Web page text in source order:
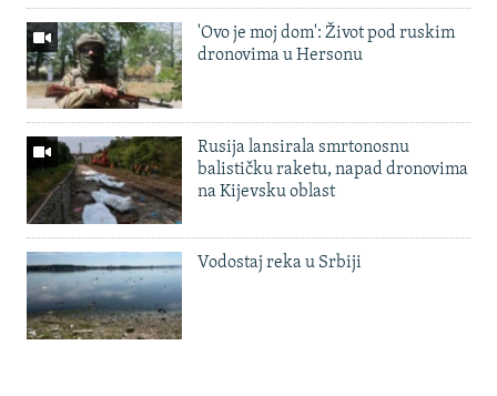
'Ovo je moj dom': Život pod ruskim
dronovima u Hersonu
Rusija lansirala smrtonosnu
balističku raketu, napad dronovima
na Kijevsku oblast
Vodostaj reka u Srbiji